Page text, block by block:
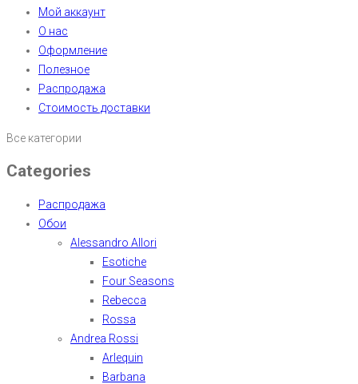
Мой аккаунт
О нас
Оформление
Полезное
Распродажа
Стоимость доставки
Все категории
Categories
Распродажа
Обои
Alessandro Allori
Esotiche
Four Seasons
Rebecca
Rossa
Andrea Rossi
Arlequin
Barbana